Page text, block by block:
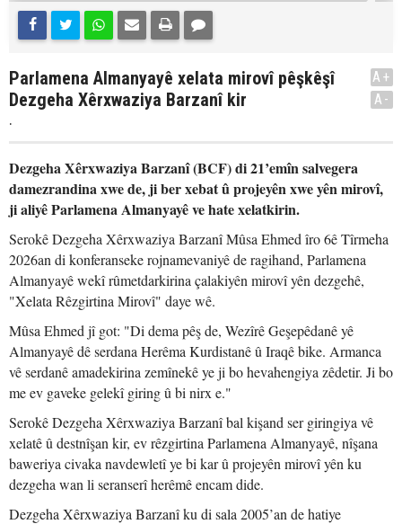
Parlamena Almanyayê xelata mirovî pêşkêşî
Dezgeha Xêrxwaziya Barzanî kir
.
A+
A-
Dezgeha Xêrxwaziya Barzanî (BCF) di 21’emîn salvegera
damezrandina xwe de, ji ber xebat û projeyên xwe yên mirovî,
ji aliyê Parlamena Almanyayê ve hate xelatkirin.
Serokê Dezgeha Xêrxwaziya Barzanî Mûsa Ehmed îro 6ê Tîrmeha
2026an di konferanseke rojnamevaniyê de ragihand, Parlamena
Almanyayê wekî rûmetdarkirina çalakiyên mirovî yên dezgehê,
"Xelata Rêzgirtina Mirovî" daye wê.
Mûsa Ehmed jî got: "Di dema pêş de, Wezîrê Geşepêdanê yê
Almanyayê dê serdana Herêma Kurdistanê û Iraqê bike. Armanca
vê serdanê amadekirina zemînekê ye ji bo hevahengiya zêdetir. Ji bo
me ev gaveke gelekî giring û bi nirx e."
Serokê Dezgeha Xêrxwaziya Barzanî bal kişand ser giringiya vê
xelatê û destnîşan kir, ev rêzgirtina Parlamena Almanyayê, nîşana
baweriya civaka navdewletî ye bi kar û projeyên mirovî yên ku
dezgeha wan li seranserî herêmê encam dide.
Dezgeha Xêrxwaziya Barzanî ku di sala 2005’an de hatiye